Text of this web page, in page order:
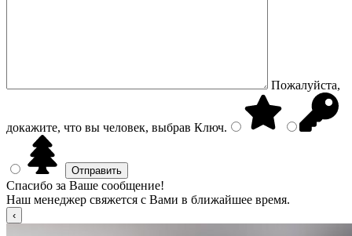
Пожалуйста,
докажите, что вы человек, выбрав Ключ.
Спасибо за Ваше сообщение!
Наш менеджер свяжется с Вами в ближайшее время.